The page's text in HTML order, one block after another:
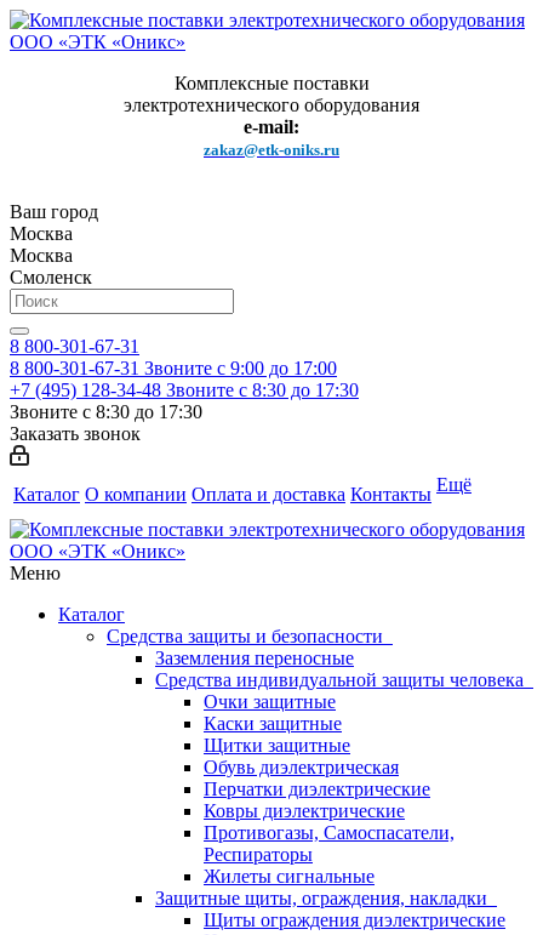
Комплексные поставки
электротехнического оборудования
e-mail:
zakaz@etk-oniks.ru
Ваш город
Москва
Москва
Смоленск
8 800-301-67-31
8 800-301-67-31 Звоните с 9:00 до 17:00
+7 (495) 128-34-48 Звоните с 8:30 до 17:30
Звоните с 8:30 до 17:30
Заказать звонок
Каталог О компании Оплата и доставка Контакты Ещё
Меню
Каталог
Средства защиты и безопасности
Заземления переносные
Средства индивидуальной защиты человека
Очки защитные
Каски защитные
Щитки защитные
Обувь диэлектрическая
Перчатки диэлектрические
Ковры диэлектрические
Противогазы, Самоспасатели,
Респираторы
Жилеты сигнальные
Защитные щиты, ограждения, накладки
Щиты ограждения диэлектрические